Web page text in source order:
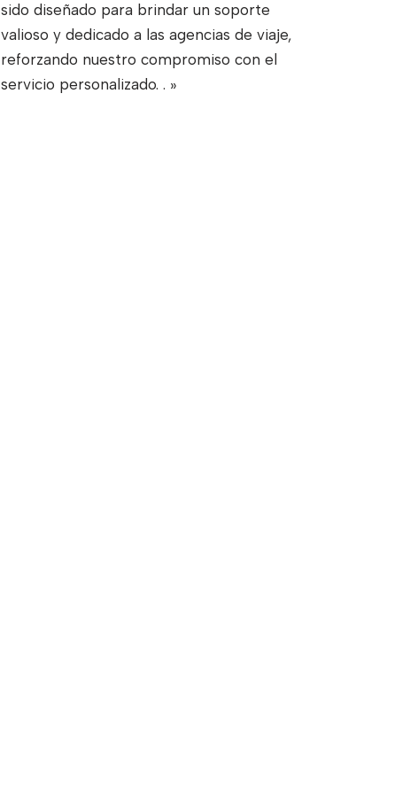
sido diseñado para brindar un soporte
valioso y dedicado a las agencias de viaje,
reforzando nuestro compromiso con el
servicio personalizado. . »